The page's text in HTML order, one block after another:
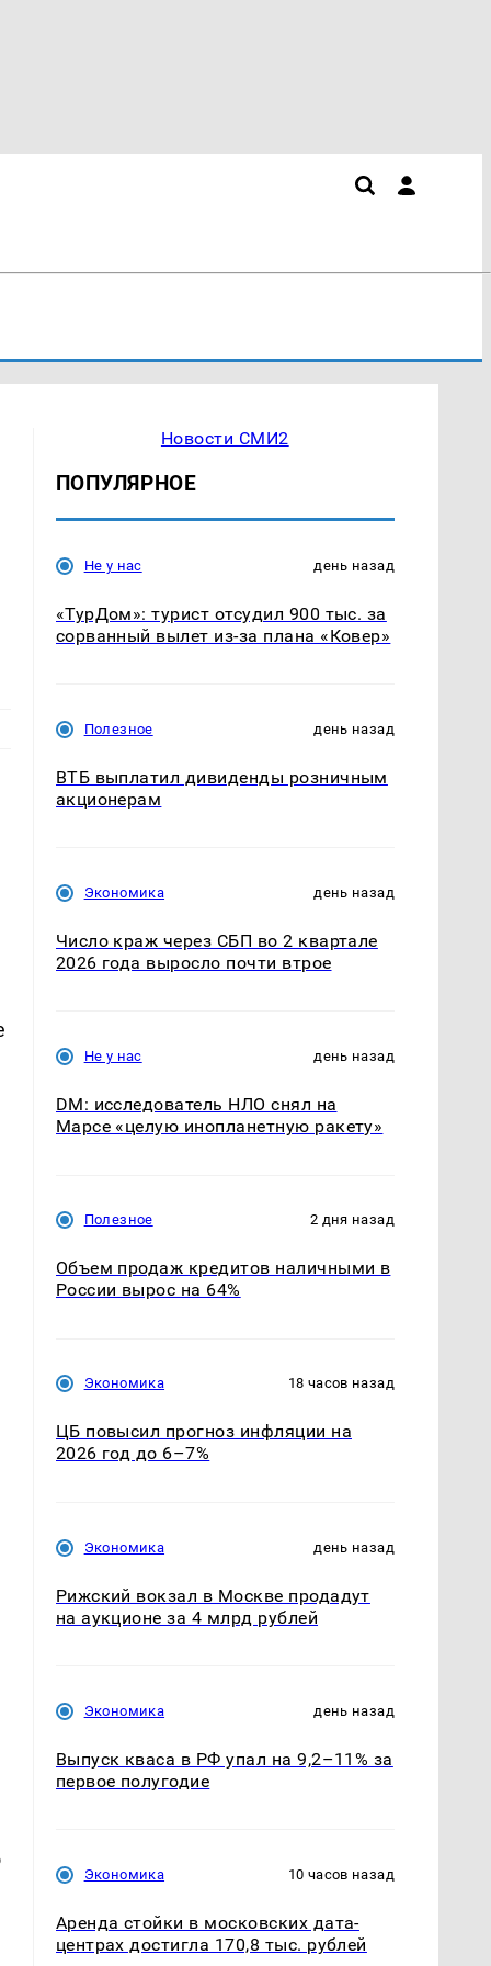
Новости СМИ2
ПОПУЛЯРНОЕ
Не у нас день назад
«ТурДом»: турист отсудил 900 тыс. за
сорванный вылет из-за плана «Ковер»
Полезное день назад
ВТБ выплатил дивиденды розничным
акционерам
Экономика день назад
Число краж через СБП во 2 квартале
2026 года выросло почти втрое
Не у нас день назад
DM: исследователь НЛО снял на
Марсе «целую инопланетную ракету»
Полезное 2 дня назад
Объем продаж кредитов наличными в
России вырос на 64%
Экономика 18 часов назад
ЦБ повысил прогноз инфляции на
2026 год до 6–7%
Экономика день назад
Рижский вокзал в Москве продадут
на аукционе за 4 млрд рублей
Экономика день назад
Выпуск кваса в РФ упал на 9,2–11% за
первое полугодие
Экономика 10 часов назад
Аренда стойки в московских дата-
центрах достигла 170,8 тыс. рублей